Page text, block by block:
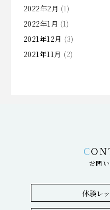
2022年2月 (1)
2022年1月 (1)
2021年12月 (3)
2021年11月 (2)
お問
体験レ